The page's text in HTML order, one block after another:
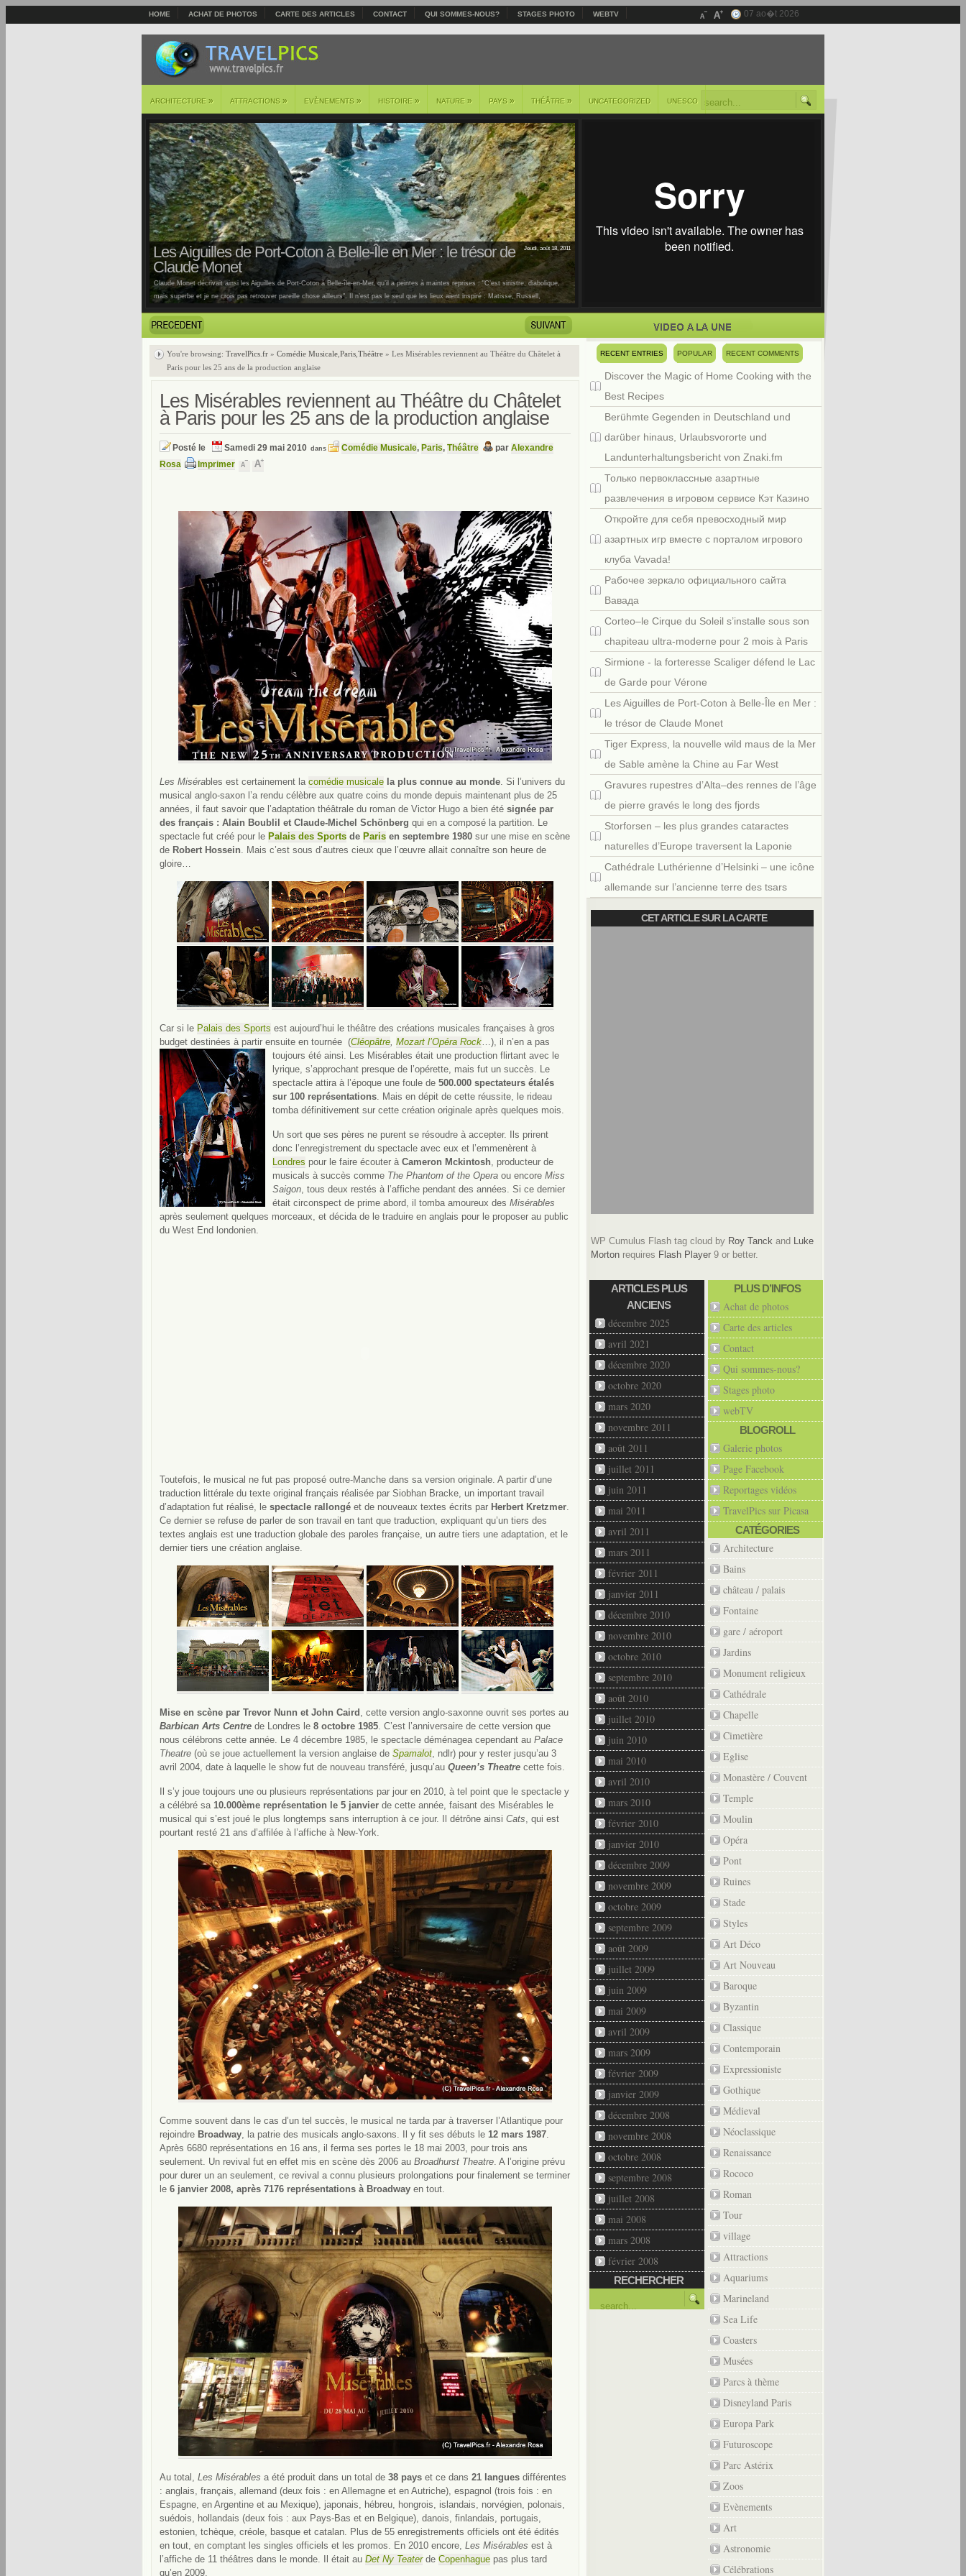
HOME ACHAT DE PHOTOS CARTE DES ARTICLES CONTACT QUI SOMMES-NOUS? STAGES PHOTO WEBTV 07 ao�t 2026
ARCHITECTURE » ATTRACTIONS » EVÈNEMENTS » HISTOIRE » NATURE » PAYS » THÉÂTRE » UNCATEGORIZED UNESCO
Jeudi, août 18, 2011
Les Aiguilles de Port-Coton à Belle-Île en Mer : le trésor de
Claude Monet
Claude Monet décrivait ainsi les Aiguilles de Port-Coton à Belle-île-en-Mer, qu’il a peintes à maintes reprises : "C’est sinistre, diabolique,
mais superbe et je ne crois pas retrouver pareille chose ailleurs". Il n’est pas le seul que les lieux aient inspiré : Matisse, Russell,
You're browsing: TravelPics.fr » Comédie Musicale Paris Théâtre » Les Misérables reviennent au Théâtre du Châtelet à
Paris pour les 25 ans de la production anglaise
Les Misérables reviennent au Théâtre du Châtelet
à Paris pour les 25 ans de la production anglaise
Posté le Samedi 29 mai 2010 dans Comédie Musicale, Paris, Théâtre par Alexandre
Rosa
Imprimer
Les Misérables est certainement la comédie musicale la plus connue au monde. Si l’univers du
musical anglo-saxon l’a rendu célèbre aux quatre coins du monde depuis maintenant plus de 25
années, il faut savoir que l’adaptation théâtrale du roman de Victor Hugo a bien été signée par
des français : Alain Boublil et Claude-Michel Schönberg qui en a composé la partition. Le
spectacle fut créé pour le Palais des Sports de Paris en septembre 1980 sur une mise en scène
de Robert Hossein. Mais c’est sous d’autres cieux que l’œuvre allait connaître son heure de
gloire…
Car si le Palais des Sports est aujourd’hui le théâtre des créations musicales françaises à gros
budget destinées à partir ensuite en tournée (Cléopâtre, Mozart l’Opéra Rock…), il n’en a pas
toujours été ainsi. Les Misérables était une production flirtant avec le
lyrique, s’approchant presque de l’opérette, mais fut un succès. Le
spectacle attira à l’époque une foule de 500.000 spectateurs étalés
sur 100 représentations. Mais en dépit de cette réussite, le rideau
tomba définitivement sur cette création originale après quelques mois.
Un sort que ses pères ne purent se résoudre à accepter. Ils prirent
donc l’enregistrement du spectacle avec eux et l’emmenèrent à
Londres pour le faire écouter à Cameron Mckintosh, producteur de
musicals à succès comme The Phantom of the Opera ou encore Miss
Saigon, tous deux restés à l’affiche pendant des années. Si ce dernier
était circonspect de prime abord, il tomba amoureux des Misérables
après seulement quelques morceaux, et décida de le traduire en anglais pour le proposer au public
du West End londonien.
Toutefois, le musical ne fut pas proposé outre-Manche dans sa version originale. A partir d’une
traduction littérale du texte original français réalisée par Siobhan Bracke, un important travail
d’adaptation fut réalisé, le spectacle rallongé et de nouveaux textes écrits par Herbert Kretzmer.
Ce dernier se refuse de parler de son travail en tant que traduction, expliquant qu’un tiers des
textes anglais est une traduction globale des paroles française, un autre tiers une adaptation, et le
dernier tiers une création anglaise.
Mise en scène par Trevor Nunn et John Caird , cette version anglo-saxonne ouvrit ses portes au
Barbican Arts Centre de Londres le 8 octobre 1985. C’est l’anniversaire de cette version que
nous célébrons cette année. Le 4 décembre 1985, le spectacle déménagea cependant au Palace
Theatre (où se joue actuellement la version anglaise de Spamalot, ndlr) pour y rester jusqu’au 3
avril 2004, date à laquelle le show fut de nouveau transféré, jusqu’au Queen’s Theatre cette fois.
Il s’y joue toujours une ou plusieurs représentations par jour en 2010, à tel point que le spectacle y
a célébré sa 10.000ème représentation le 5 janvier de cette année, faisant des Misérables le
musical qui s’est joué le plus longtemps sans interruption à ce jour. Il détrône ainsi Cats, qui est
pourtant resté 21 ans d’affilée à l’affiche à New-York.
Comme souvent dans le cas d’un tel succès, le musical ne tarda par à traverser l’Atlantique pour
rejoindre Broadway, la patrie des musicals anglo-saxons. Il y fit ses débuts le 12 mars 1987.
Après 6680 représentations en 16 ans, il ferma ses portes le 18 mai 2003, pour trois ans
seulement. Un revival fut en effet mis en scène dès 2006 au Broadhurst Theatre. A l’origine prévu
pour durer un an seulement, ce revival a connu plusieurs prolongations pour finalement se terminer
le 6 janvier 2008, après 7176 représentations à Broadway en tout.
Au total, Les Misérables a été produit dans un total de 38 pays et ce dans 21 langues différentes
: anglais, français, allemand (deux fois : en Allemagne et en Autriche), espagnol (trois fois : en
Espagne, en Argentine et au Mexique), japonais, hébreu, hongrois, islandais, norvégien, polonais,
suédois, hollandais (deux fois : aux Pays-Bas et en Belgique), danois, finlandais, portugais,
estonien, tchèque, créole, basque et catalan. Plus de 55 enregistrements officiels ont été édités
en tout, en comptant les singles officiels et les promos. En 2010 encore, Les Misérables est à
l’affiche de 11 théâtres dans le monde. Il était au Det Ny Teaterde Copenhague pas plus tard
qu’en 2009.
RECENT ENTRIES POPULAR RECENT COMMENTS
Discover the Magic of Home Cooking with the
Best Recipes
Berühmte Gegenden in Deutschland und
darüber hinaus, Urlaubsvororte und
Landunterhaltungsbericht von Znaki.fm
Только первоклассные азартные
развлечения в игровом сервисе Кэт Казино
Откройте для себя превосходный мир
азартных игр вместе с порталом игрового
клуба Vavada!
Рабочее зеркало официального сайта
Вавада
Corteo–le Cirque du Soleil s’installe sous son
chapiteau ultra-moderne pour 2 mois à Paris
Sirmione - la forteresse Scaliger défend le Lac
de Garde pour Vérone
Les Aiguilles de Port-Coton à Belle-Île en Mer :
le trésor de Claude Monet
Tiger Express, la nouvelle wild maus de la Mer
de Sable amène la Chine au Far West
Gravures rupestres d’Alta–des rennes de l’âge
de pierre gravés le long des fjords
Storforsen – les plus grandes cataractes
naturelles d’Europe traversent la Laponie
Cathédrale Luthérienne d’Helsinki – une icône
allemande sur l’ancienne terre des tsars
CET ARTICLE SUR LA CARTE
WP Cumulus Flash tag cloud by Roy Tanck and Luke
Morton requires Flash Player 9 or better.
ARTICLES PLUS
ANCIENS
décembre 2025
avril 2021
décembre 2020
octobre 2020
mars 2020
novembre 2011
août 2011
juillet 2011
juin 2011
mai 2011
avril 2011
mars 2011
février 2011
janvier 2011
décembre 2010
novembre 2010
octobre 2010
septembre 2010
août 2010
juillet 2010
juin 2010
mai 2010
avril 2010
mars 2010
février 2010
janvier 2010
décembre 2009
novembre 2009
octobre 2009
septembre 2009
août 2009
juillet 2009
juin 2009
mai 2009
avril 2009
mars 2009
février 2009
janvier 2009
décembre 2008
novembre 2008
octobre 2008
septembre 2008
juillet 2008
mai 2008
mars 2008
février 2008
RECHERCHER
PLUS D’INFOS
Achat de photos
Carte des articles
Contact
Qui sommes-nous?
Stages photo
webTV
BLOGROLL
Galerie photos
Page Facebook
Reportages vidéos
TravelPics sur Picasa
CATÉGORIES
Architecture
Bains
château / palais
Fontaine
gare / aéroport
Jardins
Monument religieux
Cathédrale
Chapelle
Cimetière
Eglise
Monastère / Couvent
Temple
Moulin
Opéra
Pont
Ruines
Stade
Styles
Art Déco
Art Nouveau
Baroque
Byzantin
Classique
Contemporain
Expressioniste
Gothique
Médieval
Néoclassique
Renaissance
Rococo
Roman
Tour
village
Attractions
Aquariums
Marineland
Sea Life
Coasters
Musées
Parcs à thème
Disneyland Paris
Europa Park
Futuroscope
Parc Astérix
Zoos
Evènements
Art
Astronomie
Célébrations